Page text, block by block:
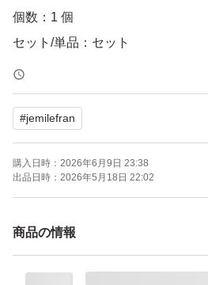
個数：1 個
セット/単品：セット
#jemilefran
購入日時： 2026年6月9日 23:38
出品日時： 2026年5月18日 22:02
商品の情報